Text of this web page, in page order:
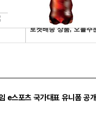
e스포츠 국가대표 유니폼 공개